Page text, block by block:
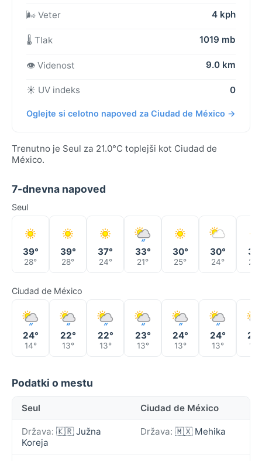
🌬️ Veter
4 kph
🌡️ Tlak 1019 mb
👁️ Videnost 9.0 km
☀️ UV indeks 0
Oglejte si celotno napoved za Ciudad de México →
Trenutno je Seul za 21.0°C toplejši kot Ciudad de
México.
7-dnevna napoved
Seul
39°
28°
39°
28°
37°
24°
33°
21°
30°
25°
30°
24°
31°
22°
Ciudad de México
24°
14°
22°
13°
22°
13°
23°
13°
24°
13°
24°
13° 13°
Podatki o mestu
Seul Ciudad de México
Država: 🇰🇷 Južna
Koreja
Država: 🇲🇽 Mehika